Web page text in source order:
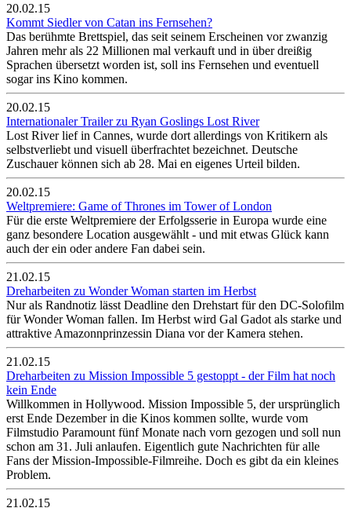
20.02.15
Kommt Siedler von Catan ins Fernsehen?
Das berühmte Brettspiel, das seit seinem Erscheinen vor zwanzig
Jahren mehr als 22 Millionen mal verkauft und in über dreißig
Sprachen übersetzt worden ist, soll ins Fernsehen und eventuell
sogar ins Kino kommen.
20.02.15
Internationaler Trailer zu Ryan Goslings Lost River
Lost River lief in Cannes, wurde dort allerdings von Kritikern als
selbstverliebt und visuell überfrachtet bezeichnet. Deutsche
Zuschauer können sich ab 28. Mai en eigenes Urteil bilden.
20.02.15
Weltpremiere: Game of Thrones im Tower of London
Für die erste Weltpremiere der Erfolgsserie in Europa wurde eine
ganz besondere Location ausgewählt - und mit etwas Glück kann
auch der ein oder andere Fan dabei sein.
21.02.15
Dreharbeiten zu Wonder Woman starten im Herbst
Nur als Randnotiz lässt Deadline den Drehstart für den DC-Solofilm
für Wonder Woman fallen. Im Herbst wird Gal Gadot als starke und
attraktive Amazonnprinzessin Diana vor der Kamera stehen.
21.02.15
Dreharbeiten zu Mission Impossible 5 gestoppt - der Film hat noch
kein Ende
Willkommen in Hollywood. Mission Impossible 5, der ursprünglich
erst Ende Dezember in die Kinos kommen sollte, wurde vom
Filmstudio Paramount fünf Monate nach vorn gezogen und soll nun
schon am 31. Juli anlaufen. Eigentlich gute Nachrichten für alle
Fans der Mission-Impossible-Filmreihe. Doch es gibt da ein kleines
Problem.
21.02.15